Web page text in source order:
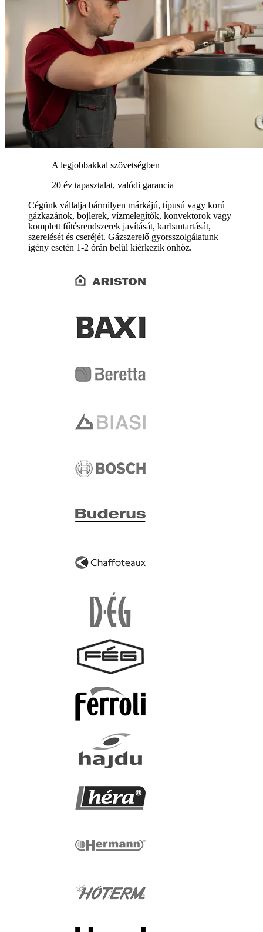
A legjobbakkal szövetségben
20 év tapasztalat, valódi garancia
Cégünk vállalja bármilyen márkájú, típusú vagy korú
gázkazánok, bojlerek, vízmelegítők, konvektorok vagy
komplett fűtésrendszerek javítását, karbantartását,
szerelését és cseréjét. Gázszerelő gyorsszolgálatunk
igény esetén 1-2 órán belül kiérkezik önhöz.